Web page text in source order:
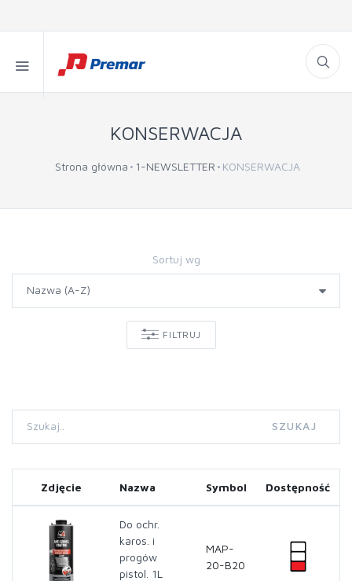
KONSERWACJA
Strona główna 1-NEWSLETTER KONSERWACJA
Sortuj wg
FILTRUJ
SZUKAJ
Zdjęcie Nazwa Symbol Dostępność
Do ochr.
karos. i
progów
pistol. 1L
MAP-
20-B20